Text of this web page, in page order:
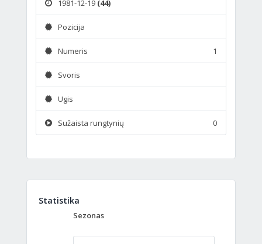
1981-12-19 (44)
Pozicija
Numeris 1
Svoris
Ugis
Sužaista rungtynių 0
Statistika
Sezonas